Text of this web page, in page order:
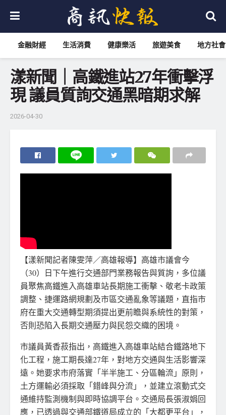
金融財經 生活消費 健康樂活 旅遊美食 地方社會
漾新聞｜高鐵進站27年衝擊浮
現 議員質詢交通黑暗期求解
2026-04-30
【漾新聞記者陳雯萍／高雄報導】高雄市議會今
（30）日下午進行交通部門業務報告與質詢，多位議
員聚焦高鐵進入高雄車站長期施工衝擊、敬老卡政策
調整、捷運路網規劃及市區交通亂象等議題，直指市
府在重大交通轉型期須提出更前瞻與系統性的對策，
否則恐陷入長期交通壓力與民怨交織的困境。
市議員黃香菽指出，高鐵進入高雄車站結合鐵路地下
化工程，施工期長達27年，對地方交通與生活影響深
遠。她要求市府落實「半半施工、分區輪流」原則，
土方運輸必須採取「錯峰與分流」，並建立滾動式交
通維持監測機制與即時協調平台。交通局長張淑娟回
應，已透過與交通部鐵道局成立的「大都更平台」，